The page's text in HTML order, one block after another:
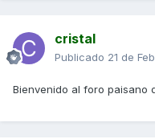
cristal
Publicado 21 de
Bienvenido al foro paisano